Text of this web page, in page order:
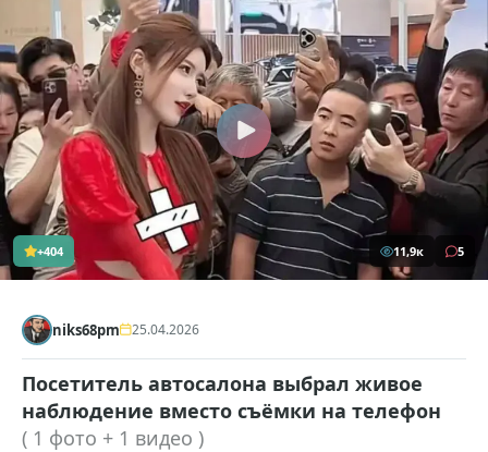
+404 11,9к 5
niks68pm 25.04.2026
Посетитель автосалона выбрал живое
наблюдение вместо съёмки на телефон
( 1 фото + 1 видео )